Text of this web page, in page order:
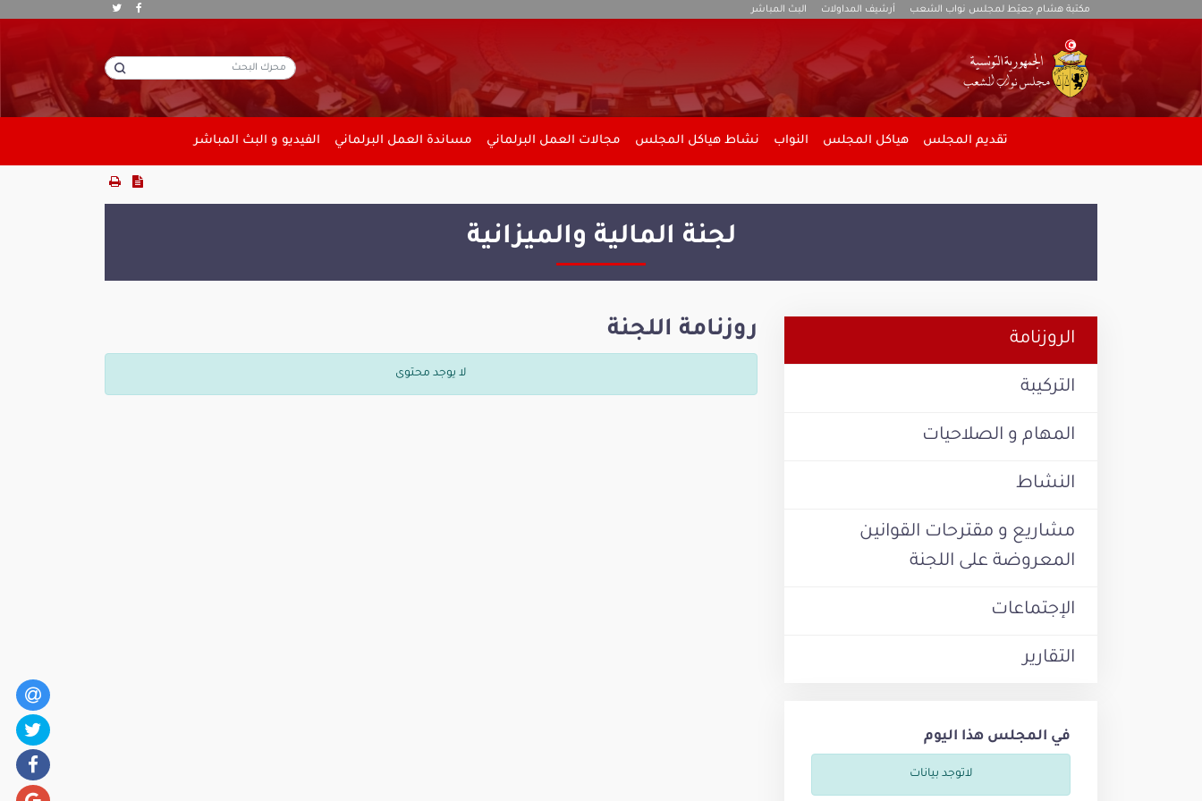
مكتبة هشام جعيّط لمجلس نواب الشعب أرشيف المداولات البث المباشر
تقديم المجلس هياكل المجلس النواب نشاط هياكل المجلس مجالات العمل البرلماني مساندة العمل البرلماني الفيديو و البث المباشر
لجنة المالية والميزانية
الروزنامة
التركيبة
المهام و الصلاحيات
النشاط
مشاريع و مقترحات القوانين
المعروضة على اللجنة
الإجتماعات
التقارير
في المجلس هذا اليوم
لاتوجد بيانات
روزنامة اللجنة
لا يوجد محتوى